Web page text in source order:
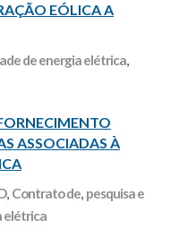
EÓLICA A
de energia elétrica,
ASSOCIADAS À
, Contrato de, pesquisa e
elétrica